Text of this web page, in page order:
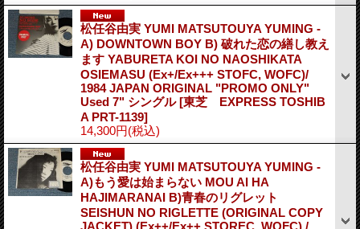
松任谷由実 YUMI MATSUTOUYA YUMING -
A) DOWNTOWN BOY B) 破れた恋の繕し教え
ます YABURETA KOI NO NAOSHIKATA
OSIEMASU (Ex+/Ex+++ STOFC, WOFC)/
1984 JAPAN ORIGINAL "PROMO ONLY"
Used 7" シングル[東芝 EXPRESS TOSHIB
A PRT-1139]
14,300円(税込)
松任谷由実 YUMI MATSUTOUYA YUMING -
A)もう愛は始まらない MOU AI HA
HAJIMARANAI B)青春のリグレット
SEISHUN NO RIGLETTE (ORIGINAL COPY
JACKET) (Ex++/Ex++ STOREC, WOFC) /